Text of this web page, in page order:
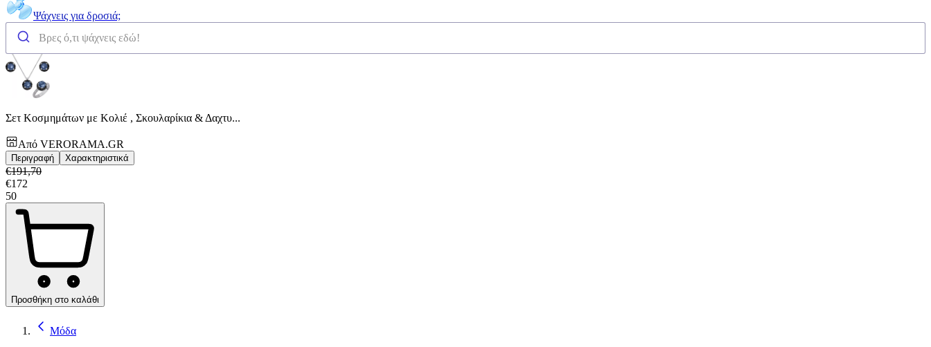
Ψάχνεις για δροσιά;
Σετ Κοσμημάτων με Κολιέ , Σκουλαρίκια & Δαχτυ...
Από VERORAMA.GR
Περιγραφή Χαρακτηριστικά
€191,70
€172
50
Προσθήκη στο καλάθι
Μόδα